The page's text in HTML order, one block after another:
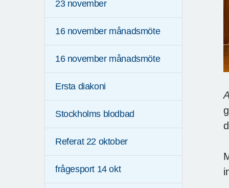
23 november
16 november månadsmöte
16 november månadsmöte
Ersta diakoni
Stockholms blodbad
Referat 22 oktober
frågesport 14 okt